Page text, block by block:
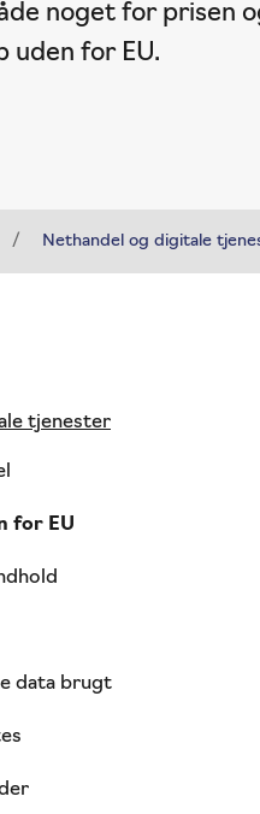
noget for prisen
uden for EU.
Nethandel og digitale
tjenester
for EU
data brugt